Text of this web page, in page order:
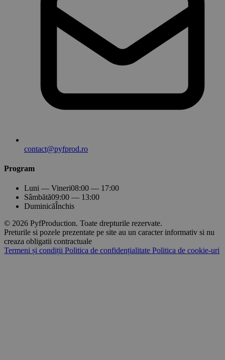
contact@pyfprod.ro
Program
Luni — Vineri08:00 — 17:00
Sâmbătă09:00 — 13:00
DuminicăÎnchis
© 2026 PyfProduction. Toate drepturile rezervate.
Preturile si pozele prezentate pe site au un caracter informativ si nu
creaza obligatii contractuale
Termeni și condiții Politica de confidențialitate Politica de cookie-uri